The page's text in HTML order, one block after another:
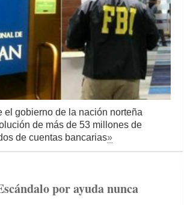
el gobierno de la nación norteña
de más de 53 millones de
de cuentas bancarias»
por ayuda nunca